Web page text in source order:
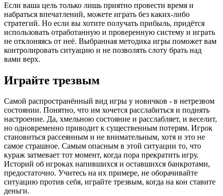
Если ваша цель только лишь приятно провести время и
набраться впечатлений, можете играть без каких-либо
стратегий. Но если вы хотите получать прибыль, придётся
использовать отработанную и проверенную систему и играть
не отклоняясь от неё. Выбранная методика игры поможет вам
контролировать ситуацию и не позволять слоту брать над
вами верх.
Играйте трезвым
Самой распространённый вид игры у новичков - в нетрезвом
состоянии. Понятно, что им хочется расслабиться и поднять
настроение. Да, хмельною состояние и расслабляет, и веселит,
но одновременно приводит к существенным потерям. Игрок
становиться рассеянным и не внимательным, хотя и это не
самое страшное. Самым опасным в этой ситуации то, что
кураж затмевает тот момент, когда пора прекратить игру.
Историй об игроках напившихся и оставшихся банкротами,
предостаточно. Учитесь на их примере, не оборачивайте
ситуацию против себя, играйте трезвым, когда на кон ставите
деньги.